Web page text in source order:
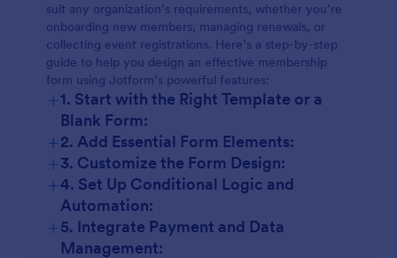
Renewal Forms:
Event Sign-Ups:
Volunteer Applications:
Subscription Services:
suit any organization’s requirements, whether you’re
onboarding new members, managing renewals, or
collecting event registrations. Here’s a step-by-step
guide to help you design an effective membership
form using Jotform’s powerful features:
+1. Start with the Right Template or a
Blank Form:
+2. Add Essential Form Elements:
+3. Customize the Form Design:
+4. Set Up Conditional Logic and
Automation:
+5. Integrate Payment and Data
Management: